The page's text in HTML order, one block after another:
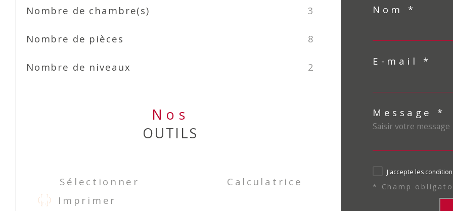
Nombre de chambre(s) 3
Nombre de pièces 8
Nombre de niveaux 2
Nos
OUTILS
Sélectionner
Calculatrice
Imprimer
Nom *
E-mail *
Message *
J'accepte les
* Champ